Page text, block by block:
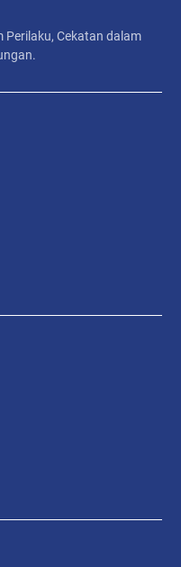
Perilaku, Cekatan dalam